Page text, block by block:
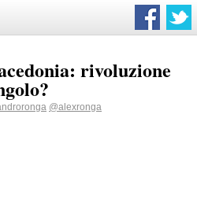
rivoluzione
@alexronga